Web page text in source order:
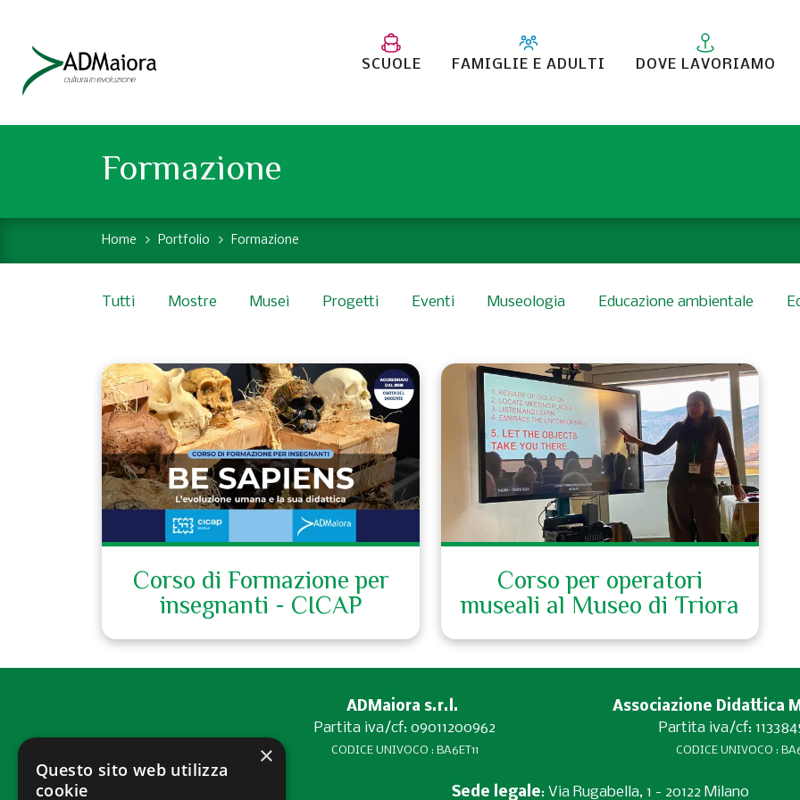
SCUOLE FAMIGLIE E ADULTI DOVE LAVORIAMO
Formazione
Home Portfolio Formazione
Tutti Mostre Musei Progetti Eventi Museologia Educazione ambientale
Corso di Formazione per
insegnanti - CICAP
Corso per operatori
museali al Museo di Triora
ADMaiora s.r.l.
Partita iva/cf: 09011200962
CODICE UNIVOCO : BA6ET11
Associazione Didattica
Partita iva/cf:
CODICE UNIVOCO :
Sede legale: Via Rugabella, 1 - 20122 Milano
×
Questo sito web utilizza
cookie